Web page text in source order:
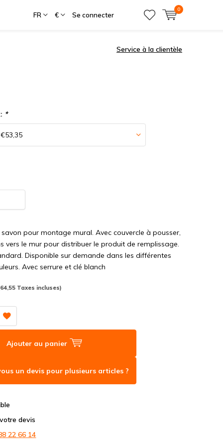
FR € Se connecter
0
Service à la clientèle
*
pour montage mural. Avec couvercle à pousser,
vers le mur pour distribuer le produit de remplissage.
Disponible sur demande dans les différentes
Avec serrure et clé blanch
Taxes incluses)
Ajouter au panier
un devis pour plusieurs articles ?
devis
22 66 14